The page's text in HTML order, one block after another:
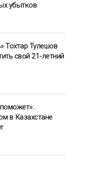
убытков
Тохтар Тулешов
свой 21-летний
в Казахстане